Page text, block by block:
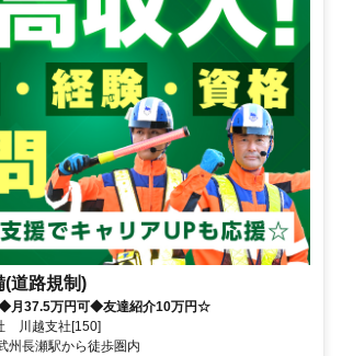
(道路規制)
◆月37.5万円可◆友達紹介10万円☆
川越支社[150]
州長瀬駅から徒歩圏内